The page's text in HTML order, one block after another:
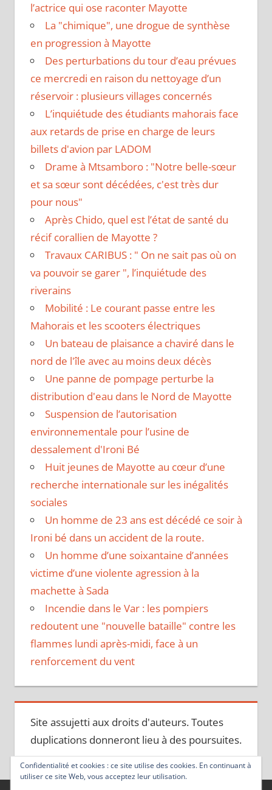
l’actrice qui ose raconter Mayotte
La "chimique", une drogue de synthèse
en progression à Mayotte
Des perturbations du tour d’eau prévues
ce mercredi en raison du nettoyage d’un
réservoir : plusieurs villages concernés
L’inquiétude des étudiants mahorais face
aux retards de prise en charge de leurs
billets d'avion par LADOM
Drame à Mtsamboro : "Notre belle-sœur
et sa sœur sont décédées, c'est très dur
pour nous"
Après Chido, quel est l’état de santé du
récif corallien de Mayotte ?
Travaux CARIBUS : " On ne sait pas où on
va pouvoir se garer ", l’inquiétude des
riverains
Mobilité : Le courant passe entre les
Mahorais et les scooters électriques
Un bateau de plaisance a chaviré dans le
nord de l'île avec au moins deux décès
Une panne de pompage perturbe la
distribution d'eau dans le Nord de Mayotte
Suspension de l’autorisation
environnementale pour l’usine de
dessalement d'Ironi Bé
Huit jeunes de Mayotte au cœur d’une
recherche internationale sur les inégalités
sociales
Un homme de 23 ans est décédé ce soir à
Ironi bé dans un accident de la route.
Un homme d’une soixantaine d’années
victime d’une violente agression à la
machette à Sada
Incendie dans le Var : les pompiers
redoutent une "nouvelle bataille" contre les
flammes lundi après-midi, face à un
renforcement du vent
Site assujetti aux droits d'auteurs. Toutes
duplications donneront lieu à des poursuites.
Confidentialité et cookies : ce site utilise des cookies. En continuant à
utiliser ce site Web, vous acceptez leur utilisation.